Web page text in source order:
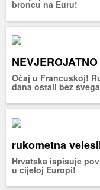
broncu na Euru!
NEVJEROJATNO
Očaj u Francuskoj!
dana ostali bez svega
rukometna
Hrvatska ispisuje
u cijeloj Europi!